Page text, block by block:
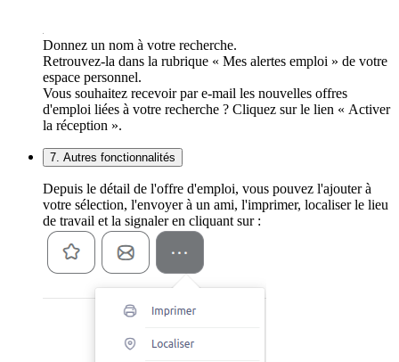
Donnez un nom à votre recherche.
Retrouvez-la dans la rubrique « Mes alertes emploi » de votre
espace personnel.
Vous souhaitez recevoir par e-mail les nouvelles offres
d'emploi liées à votre recherche ? Cliquez sur le lien « Activer
la réception ».
7. Autres fonctionnalités
Depuis le détail de l'offre d'emploi, vous pouvez l'ajouter à
votre sélection, l'envoyer à un ami, l'imprimer, localiser le lieu
de travail et la signaler en cliquant sur :